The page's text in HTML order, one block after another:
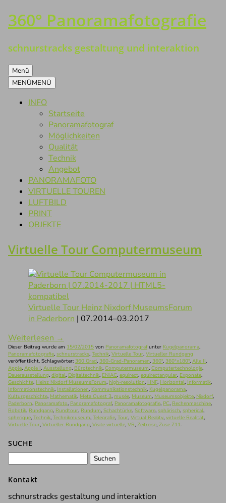
Zum
Inhalt
360° Panoramafotografie
schnurstracks gestaltung und interaktion
Menü
MENÜMENÜ
INFO
Startseite
Panoramafotograf
Möglichkeiten
Qualität
Technik
Angebot
PANORAMAFOTO
VIRTUELLE TOUREN
LUFTBILD
PRINT
OBJEKTE
Virtuelle Tour Computermuseum
Virtuelle Tour Heinz Nixdorf MuseumsForum
in Paderborn | 07.2014–03.2017
Weiterlesen →
Dieser Beitrag wurde am 15/02/2015 von Panoramafotografunter Kugelpanorama,
Panoramafotografie, schnurstracks, Technik, Virtuelle Tour, Virtueller Rundgang
veröffentlicht. Schlagwörter: 360 Grad, 360-Grad-Panoramen, 360°, 360°x180°, Alle II,
Apple, Apple I, Ausstellung, Bürotechnik, Computermuseum, Computertechnologie,
Dauerausstellung, digital, Digitaltechnik, ENIAC, equirect, equirectangular, Exponate,
Geschichte, Heinz Nixdorf MuseumsForum, high-resolution, HNF, Horizontal, Informatik,
Informationstechnik, Installationen, Kommunikationstechnik, Kugelpanorama,
Kulturgeschichte, Mathematik, Meta Quest 3, musée, Museum, Museumsobjekte, Nixdorf,
Paderborn, Panoramafoto, Panoramafotograf, Panoramafotografie, PC, Rechenmaschine,
Robotik, Rundgang, Rundtour, Rundum, Schachtürke, Software, sphärisch, spherical,
spherique, Technik, Technikmuseum, Telegrafie, Tour, Virtual Reality, virtuelle Realität,
Virtuelle Tour, Virtueller Rundgang, Visite virtuelle, VR, Zeitreise, Zuse Z11.
SUCHE
Kontakt
schnurstracks gestaltung und interaktion